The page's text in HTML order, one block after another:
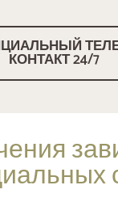
КОНТАКТ 24/7